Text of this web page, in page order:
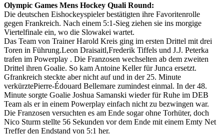
Olympic Games Mens Hockey Quali Round:
Die deutschen Eishockeyspieler bestätigten ihre Favoritenrolle
gegen Frankreich. Nach einem 5:1-Sieg ziehen sie ins morgige
Viertelfinale ein, wo die Slowakei wartet.
Das Team von Trainer Harold Kreis ging im ersten Drittel mit drei
Toren in Führung.Leon Draisaitl,Frederik Tiffels und J.J. Peterka
trafen im Powerplay . Die Franzosen wechselten ab dem zweiten
Drittel ihren Goalie. So kam Antoine Keller für Junca ersetzt.
Gfrankreich steckte aber nicht auf und in der 25. Minute
verkürztePierre-Édouard Bellemare zumindest einmal. In der 48.
Minute sorgte Goalie Joshua Samanski wieder für Ruhe im DEB
Team als er in einem Powerplay einfach nicht zu bezwingen war.
Die Franzosen versuchten es am Ende sogar ohne Torhüter, doch
Nico Sturm stellte 56 Sekunden vor dem Ende mit einem Emty Net
Treffer den Endstand von 5:1 her.